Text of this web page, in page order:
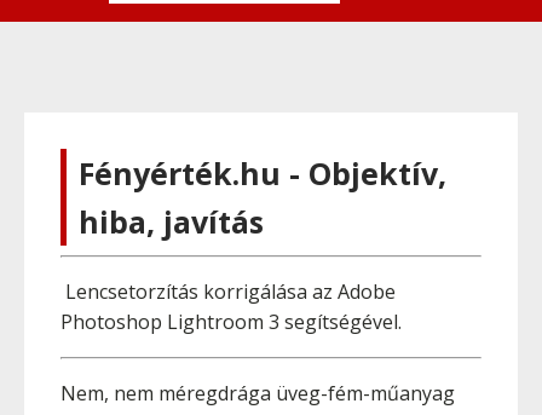
Fényérték.hu - Objektív,
hiba, javítás
Lencsetorzítás korrigálása az Adobe
Photoshop Lightroom 3 segítségével.
Nem, nem méregdrága üveg-fém-műanyag